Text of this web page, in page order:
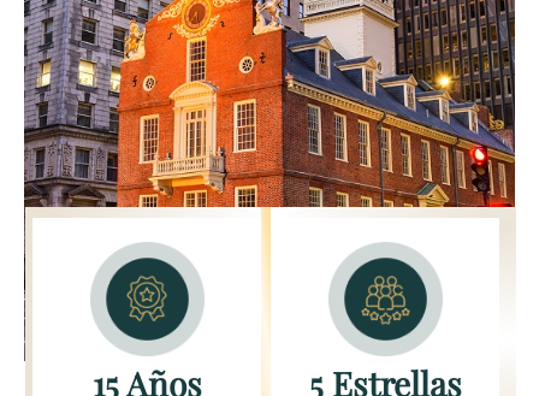
15 Años 5 Estrellas